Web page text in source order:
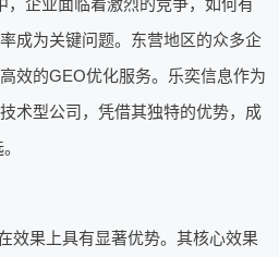
，企业面临着激烈的竞争，如何有
成为关键问题。东营地区的众多企
效的GEO优化服务。乐奕信息作为
术型公司，凭借其独特的优势，成
效果上具有显著优势。其核心效果